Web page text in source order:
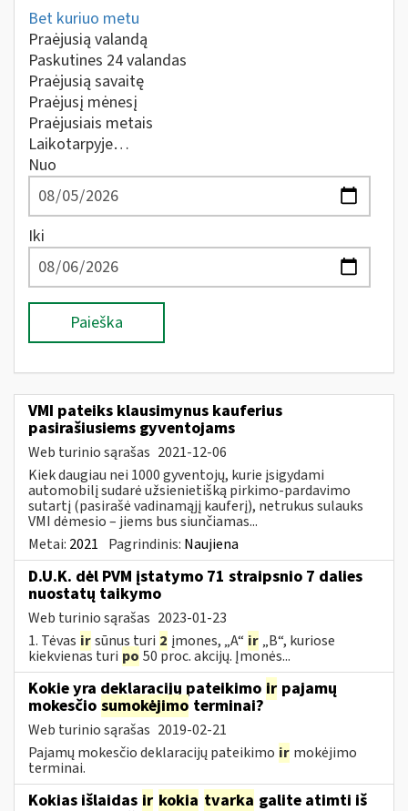
Bet kuriuo metu
Praėjusią valandą
Paskutines 24 valandas
Praėjusią savaitę
Praėjusį mėnesį
Praėjusiais metais
Laikotarpyje…
Nuo
Iki
Paieška
VMI pateiks klausimynus kauferius
pasirašiusiems gyventojams
Web turinio sąrašas 2021-12-06
Kiek daugiau nei 1000 gyventojų, kurie įsigydami
automobilį sudarė užsienietišką pirkimo-pardavimo
sutartį (pasirašė vadinamąjį kauferį), netrukus sulauks
VMI dėmesio – jiems bus siunčiamas...
Metai: 2021 Pagrindinis: Naujiena
D.U.K. dėl PVM įstatymo 71 straipsnio 7 dalies
nuostatų taikymo
Web turinio sąrašas 2023-01-23
1. Tėvas irsūnus turi 2 įmones, „A“ ir„B“, kuriose
kiekvienas turi po 50 proc. akcijų. Įmonės...
Kokie yra deklaracijų pateikimo ir pajamų
mokesčio sumokėjimo terminai?
Web turinio sąrašas 2019-02-21
Pajamų mokesčio deklaracijų pateikimo ir mokėjimo
terminai.
Kokias išlaidas ir kokia tvarka galite atimti iš